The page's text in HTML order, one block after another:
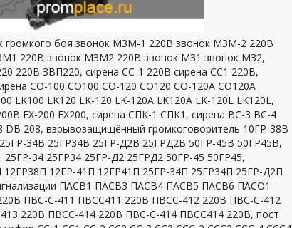
громкого боя звонок МЗМ-1 220В звонок МЗМ-2 220В
220В звонок МЗМ2 220В звонок МЗ1 звонок МЗ2,
220В ЗВП220, сирена СС-1 220В сирена СС1 220В,
СО-100 СО100 СО-120 СО120 СО-120А СО120А
LK120 LK-120 LK-120A LK120A LK-120L LK120L,
FX-200 FX200, сирена СПК-1 СПК1, сирена ВС-3 ВС-4
DB 208, взрывозащищённый громкоговоритель 10ГР-38В
34В 25ГР34В 25ГР-Д2В 25ГРД2В 50ГР-45В 50ГР45В,
34 25ГР34 25ГР-Д2 25ГРД2 50ГР-45 50ГР45,
12ГР-41П 12ГР41П 25ГР-34П 25ГР34П 25ГР-Д2П
ПАСВ1 ПАСВ3 ПАСВ4 ПАСВ5 ПАСВ6 ПАСО1
ПВС-С-411 ПВСС411 220В ПВСС-412 220В ПВС-С-412
220В ПВСС-414 220В ПВС-С-414 ПВСС414 220В, пост